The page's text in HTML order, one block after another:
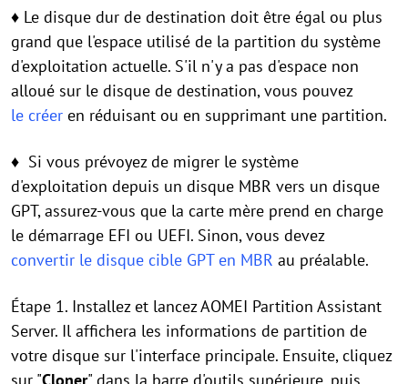
♦ Le disque dur de destination doit être égal ou plus
grand que l'espace utilisé de la partition du système
d'exploitation actuelle. S'il n'y a pas d'espace non
alloué sur le disque de destination, vous pouvez
le créer en réduisant ou en supprimant une partition.
♦ Si vous prévoyez de migrer le système
d'exploitation depuis un disque MBR vers un disque
GPT, assurez-vous que la carte mère prend en charge
le démarrage EFI ou UEFI. Sinon, vous devez
convertir le disque cible GPT en MBR au préalable.
Étape 1. Installez et lancez AOMEI Partition Assistant
Server. Il affichera les informations de partition de
votre disque sur l'interface principale. Ensuite, cliquez
sur "Cloner" dans la barre d'outils supérieure, puis